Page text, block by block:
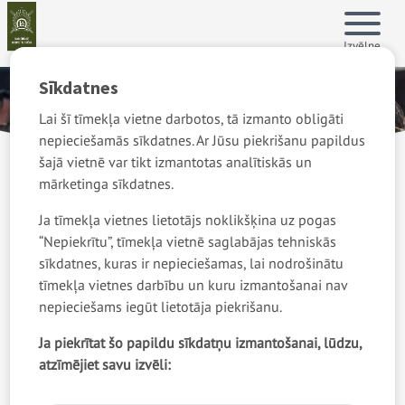
Pārlekt
uz
galveno
saturu
Front
page
Show
menu
Izvēlne
Atpakaļceļš
Atlase dienestam Zemessardzē
Atlase dienestam
Zemessardzē
Atlases mērķis ir izvērtēt katra zemessarga
Sīkdatnes
Lai šī tīmekļa vietne darbotos, tā izmanto obligāti
nepieciešamās sīkdatnes. Ar Jūsu piekrišanu papildus
šajā vietnē var tikt izmantotas analītiskās un
mārketinga sīkdatnes.
Ja tīmekļa vietnes lietotājs noklikšķina uz pogas
“Nepiekrītu”, tīmekļa vietnē saglabājas tehniskās
sīkdatnes, kuras ir nepieciešamas, lai nodrošinātu
tīmekļa vietnes darbību un kuru izmantošanai nav
nepieciešams iegūt lietotāja piekrišanu.
Ja piekrītat šo papildu sīkdatņu izmantošanai, lūdzu,
atzīmējiet savu izvēli: